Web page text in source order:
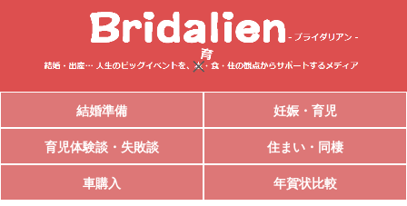
結婚準備 妊娠・育児
育児体験談・失敗談 住まい・同棲
車購入 年賀状比較